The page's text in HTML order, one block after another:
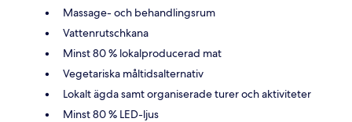
Massage- och behandlingsrum
Vattenrutschkana
Minst 80 % lokalproducerad mat
Vegetariska måltidsalternativ
Lokalt ägda samt organiserade turer och aktiviteter
Minst 80 % LED-ljus